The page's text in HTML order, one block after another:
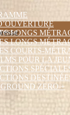
LONGS
LONGS
COURTS-
POUR LA
ZERO +